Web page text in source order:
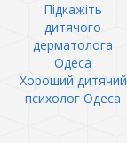
Підкажіть
дитячого
дерматолога
Одеса
Хороший дитячий
психолог Одеса